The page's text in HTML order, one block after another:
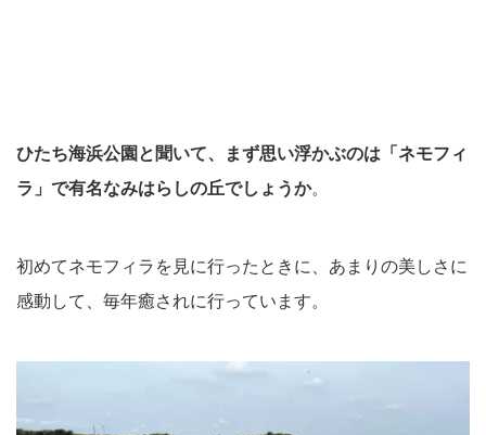
ひたち海浜公園と聞いて、まず思い浮かぶのは「ネモフィ
ラ」で有名なみはらしの丘でしょうか。
初めてネモフィラを見に行ったときに、あまりの美しさに
感動して、毎年癒されに行っています。